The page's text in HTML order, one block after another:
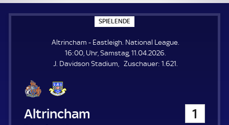
SPIELENDE
P
E
L
E
N
Altrincham - Eastleigh. National League.
16:00, Uhr, Samstag, 11.04.2026.
J. Davidson Stadium
Zuschauer: Z1.621.
Altrincham 1